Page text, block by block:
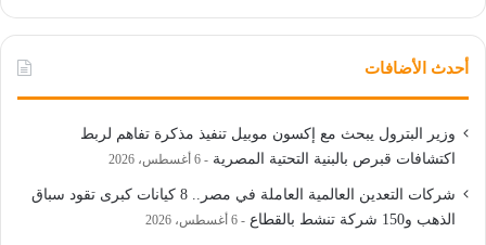
أحدث الأضافات
وزير البترول يبحث مع إكسون موبيل تنفيذ مذكرة تفاهم لربط
اكتشافات قبرص بالبنية التحتية المصرية
6 أغسطس، 2026
شركات التعدين العالمية العاملة في مصر.. 8 كيانات كبرى تقود سباق
الذهب و150 شركة تنشط بالقطاع
6 أغسطس، 2026